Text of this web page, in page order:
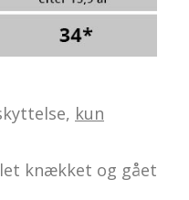
kun
knækket og gået